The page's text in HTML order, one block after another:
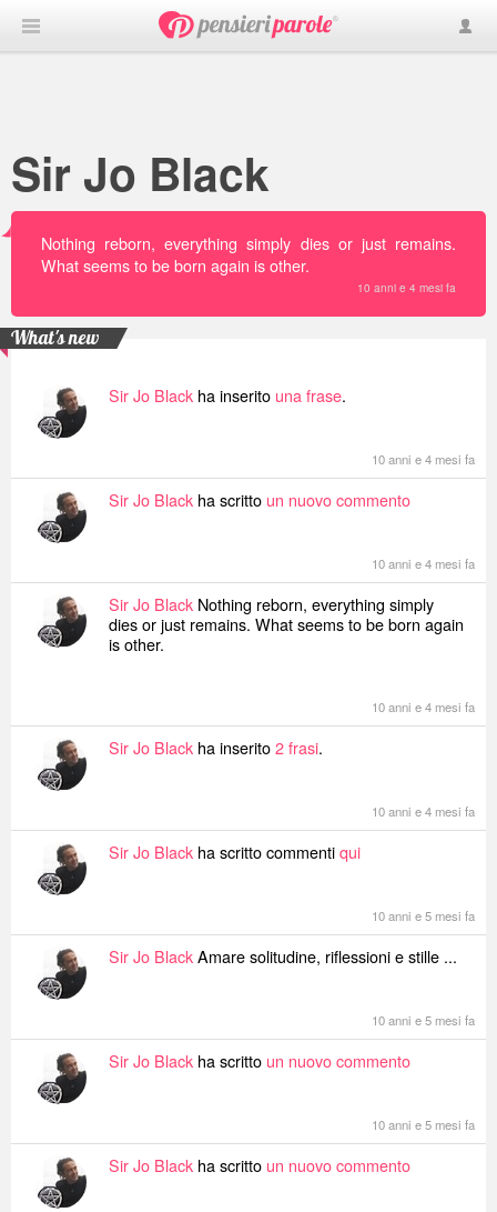
Sir Jo Black
Nothing reborn, everything simply dies or just remains.
What seems to be born again is other.
10 anni e 4 mesi fa
What's new
Sir Jo Black ha inserito una frase.
10 anni e 4 mesi fa
Sir Jo Black ha scritto un nuovo commento
10 anni e 4 mesi fa
Sir Jo Black Nothing reborn, everything simply
dies or just remains. What seems to be born again
is other.
10 anni e 4 mesi fa
Sir Jo Black ha inserito2 frasi.
10 anni e 4 mesi fa
Sir Jo Black ha scritto commentiqui
10 anni e 5 mesi fa
Sir Jo BlackAmare solitudine, riflessioni e stille ...
10 anni e 5 mesi fa
Sir Jo Black ha scritto un nuovo commento
10 anni e 5 mesi fa
Sir Jo Black ha scritto un nuovo commento